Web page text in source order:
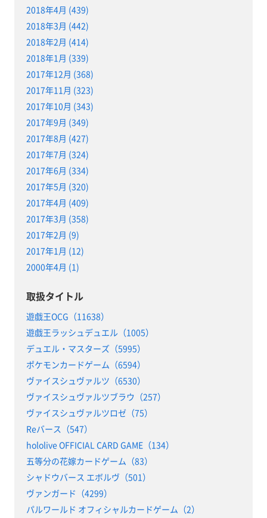
2018年4月 (439)
2018年3月 (442)
2018年2月 (414)
2018年1月 (339)
2017年12月 (368)
2017年11月 (323)
2017年10月 (343)
2017年9月 (349)
2017年8月 (427)
2017年7月 (324)
2017年6月 (334)
2017年5月 (320)
2017年4月 (409)
2017年3月 (358)
2017年2月 (9)
2017年1月 (12)
2000年4月 (1)
取扱タイトル
遊戯王OCG（11638）
遊戯王ラッシュデュエル（1005）
デュエル・マスターズ（5995）
ポケモンカードゲーム（6594）
ヴァイスシュヴァルツ（6530）
ヴァイスシュヴァルツブラウ（257）
ヴァイスシュヴァルツロゼ（75）
Reバース（547）
hololive OFFICIAL CARD GAME（134）
五等分の花嫁カードゲーム（83）
シャドウバース エボルヴ（501）
ヴァンガード（4299）
パルワールド オフィシャルカードゲーム（2）